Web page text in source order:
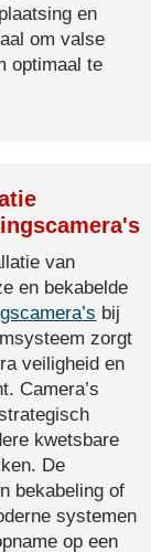
en
om valse
optimaal te
van
en bekabelde
bij
zorgt
veiligheid en
Camera’s
kwetsbare
De
bekabeling of
systemen
op een